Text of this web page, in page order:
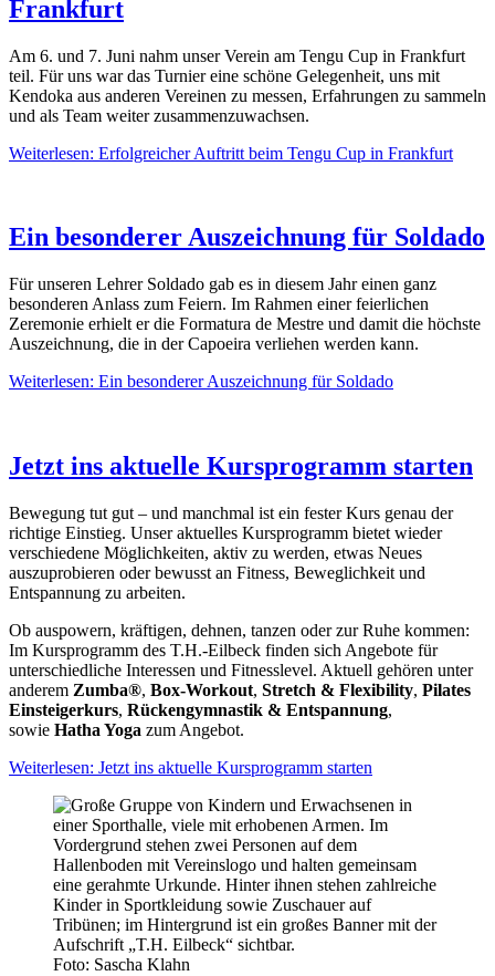
Frankfurt
Am 6. und 7. Juni nahm unser Verein am Tengu Cup in Frankfurt
teil. Für uns war das Turnier eine schöne Gelegenheit, uns mit
Kendoka aus anderen Vereinen zu messen, Erfahrungen zu sammeln
und als Team weiter zusammenzuwachsen.
Weiterlesen: Erfolgreicher Auftritt beim Tengu Cup in Frankfurt
Ein besonderer Auszeichnung für Soldado
Für unseren Lehrer Soldado gab es in diesem Jahr einen ganz
besonderen Anlass zum Feiern. Im Rahmen einer feierlichen
Zeremonie erhielt er die Formatura de Mestre und damit die höchste
Auszeichnung, die in der Capoeira verliehen werden kann.
Weiterlesen: Ein besonderer Auszeichnung für Soldado
Jetzt ins aktuelle Kursprogramm starten
Bewegung tut gut – und manchmal ist ein fester Kurs genau der
richtige Einstieg. Unser aktuelles Kursprogramm bietet wieder
verschiedene Möglichkeiten, aktiv zu werden, etwas Neues
auszuprobieren oder bewusst an Fitness, Beweglichkeit und
Entspannung zu arbeiten.
Ob auspowern, kräftigen, dehnen, tanzen oder zur Ruhe kommen:
Im Kursprogramm des T.H.-Eilbeck finden sich Angebote für
unterschiedliche Interessen und Fitnesslevel. Aktuell gehören unter
anderem Zumba®, Box-Workout, Stretch & Flexibility, Pilates
Einsteigerkurs, Rückengymnastik & Entspannung,
sowie Hatha Yoga zum Angebot.
Weiterlesen: Jetzt ins aktuelle Kursprogramm starten
Foto: Sascha Klahn